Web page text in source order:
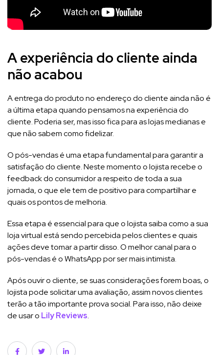
A experiência do cliente ainda
não acabou
A entrega do produto no endereço do cliente ainda não é
a última etapa quando pensamos na experiência do
cliente. Poderia ser, mas isso fica para as lojas medianas e
que não sabem como fidelizar.
O pós-vendas é uma etapa fundamental para garantir a
satisfação do cliente. Neste momento o lojista recebe o
feedback do consumidor a respeito de toda a sua
jornada, o que ele tem de positivo para compartilhar e
quais os pontos de melhoria.
Essa etapa é essencial para que o lojista saiba como a sua
loja virtual está sendo percebida pelos clientes e quais
ações deve tomar a partir disso. O melhor canal para o
pós-vendas é o WhatsApp por ser mais intimista.
Após ouvir o cliente, se suas considerações forem boas, o
lojista pode solicitar uma avaliação, assim novos clientes
terão a tão importante prova social. Para isso, não deixe
de usar o Lily Reviews.